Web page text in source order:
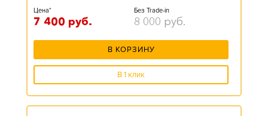
Цена*
7 400 руб.
Без Trade-in
8 000 руб.
В КОРЗИНУ
В 1 клик